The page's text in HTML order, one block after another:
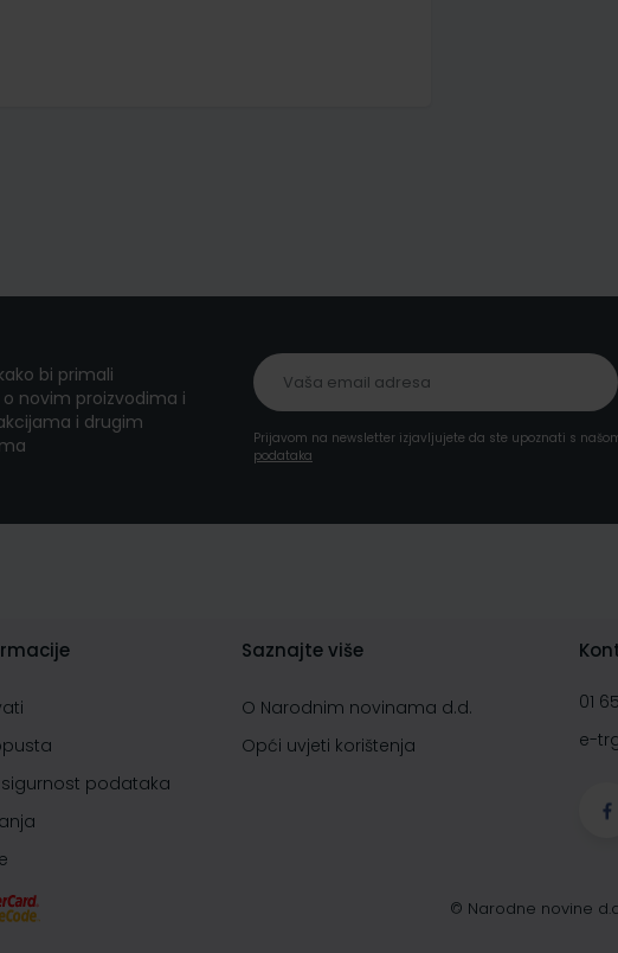
bi primali
novim proizvodima i
i drugim
Prijavom na newsletter izjavljujete da ste upoznati s
podataka
sigurnost podataka
Saznajte više
O Narodnim novinama d.d.
Opći uvjeti korištenja
01
e-
© Narodne novine